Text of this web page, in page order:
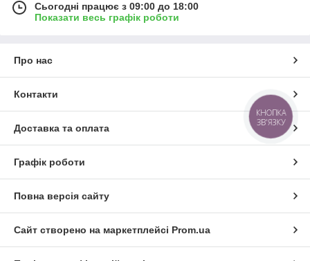
Сьогодні працює з 09:00 до 18:00
Показати весь графік роботи
Про нас
Контакти
Доставка та оплата
Графік роботи
Повна версія сайту
Сайт створено на маркетплейсі Prom.ua
КНОПКА
ЗВ'ЯЗКУ